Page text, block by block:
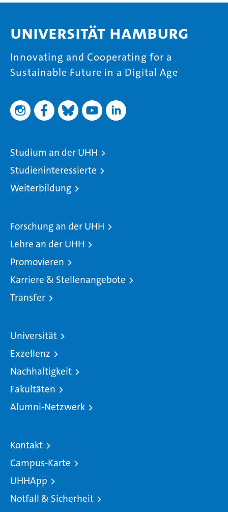
Universität Hamburg
Innovating and Cooperating for a
Sustainable Future in a Digital Age
Studium an der UHH
Studieninteressierte
Weiterbildung
Forschung an der UHH
Lehre an der UHH
Promovieren
Karriere & Stellenangebote
Transfer
Universität
Exzellenz
Nachhaltigkeit
Fakultäten
Alumni-Netzwerk
Kontakt
Campus-Karte
UHHApp
Notfall & Sicherheit